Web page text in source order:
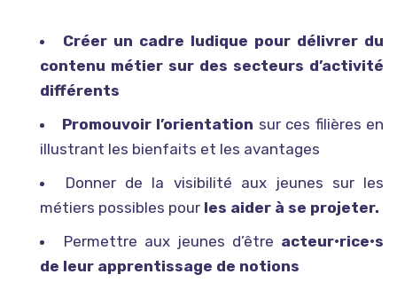
Créer un cadre ludique pour délivrer du
contenu métier sur des secteurs d’activité
différents
Promouvoir l’orientation sur ces filières en
illustrant les bienfaits et les avantages
Donner de la visibilité aux jeunes sur les
métiers possibles pour les aider à se projeter.
Permettre aux jeunes d’être acteur•rice•s
de leur apprentissage de notions